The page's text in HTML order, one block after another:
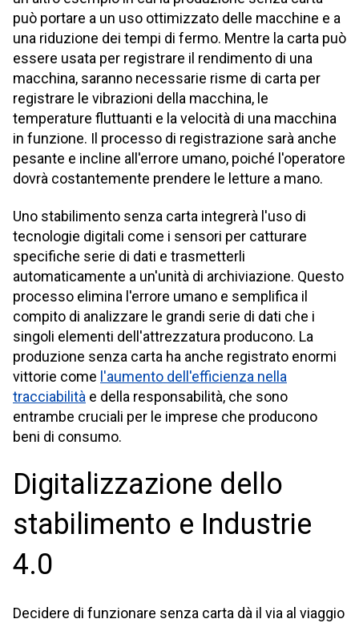
può portare a un uso ottimizzato delle macchine e a
una riduzione dei tempi di fermo. Mentre la carta può
essere usata per registrare il rendimento di una
macchina, saranno necessarie risme di carta per
registrare le vibrazioni della macchina, le
temperature fluttuanti e la velocità di una macchina
in funzione. Il processo di registrazione sarà anche
pesante e incline all'errore umano, poiché l'operatore
dovrà costantemente prendere le letture a mano.
Uno stabilimento senza carta integrerà l'uso di
tecnologie digitali come i sensori per catturare
specifiche serie di dati e trasmetterli
automaticamente a un'unità di archiviazione. Questo
processo elimina l'errore umano e semplifica il
compito di analizzare le grandi serie di dati che i
singoli elementi dell'attrezzatura producono. La
produzione senza carta ha anche registrato enormi
vittorie come l'aumento dell'efficienza nella
tracciabilità e della responsabilità, che sono
entrambe cruciali per le imprese che producono
beni di consumo.
Digitalizzazione dello
stabilimento e Industrie
4.0
Decidere di funzionare senza carta dà il via al viaggio